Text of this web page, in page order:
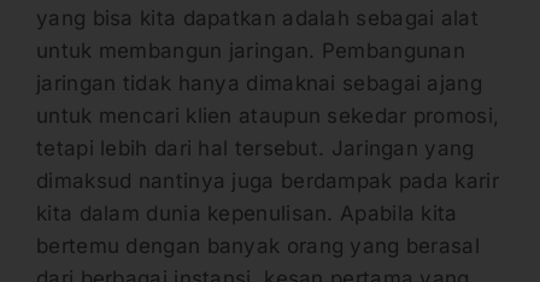
yang bisa kita dapatkan adalah sebagai alat
untuk membangun jaringan. Pembangunan
jaringan tidak hanya dimaknai sebagai ajang
untuk mencari klien ataupun sekedar promosi,
tetapi lebih dari hal tersebut. Jaringan yang
dimaksud nantinya juga berdampak pada karir
kita dalam dunia kepenulisan. Apabila kita
bertemu dengan banyak orang yang berasal